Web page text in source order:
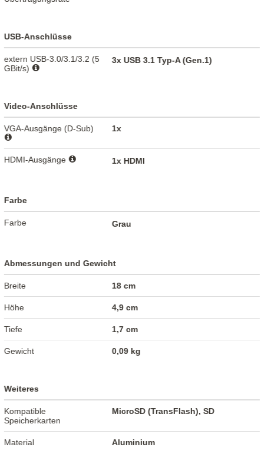
USB-Anschlüsse
extern USB-3.0/3.1/3.2 (5
GBit/s)
3x USB 3.1 Typ-A (Gen.1)
Video-Anschlüsse
VGA-Ausgänge (D-Sub) 1x
HDMI-Ausgänge 1x HDMI
Farbe
Farbe Grau
Abmessungen und Gewicht
Breite 18 cm
Höhe 4,9 cm
Tiefe 1,7 cm
Gewicht 0,09 kg
Weiteres
Kompatible
Speicherkarten
MicroSD (TransFlash), SD
Material Aluminium